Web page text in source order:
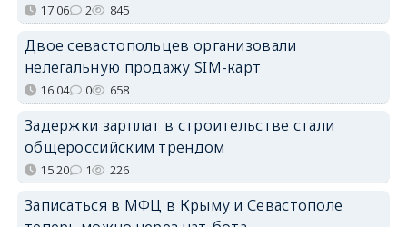
17:06 2 845
Двое севастопольцев организовали
нелегальную продажу SIM-карт
16:04 0 658
Задержки зарплат в строительстве стали
общероссийским трендом
15:20 1 226
Записаться в МФЦ в Крыму и Севастополе